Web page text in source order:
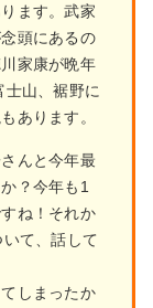
ます。武家
頭にあるの
家康が晩年
山、裾野に
あります。
んと今年最
？今年も1
ね！それか
て、話して
しまったか